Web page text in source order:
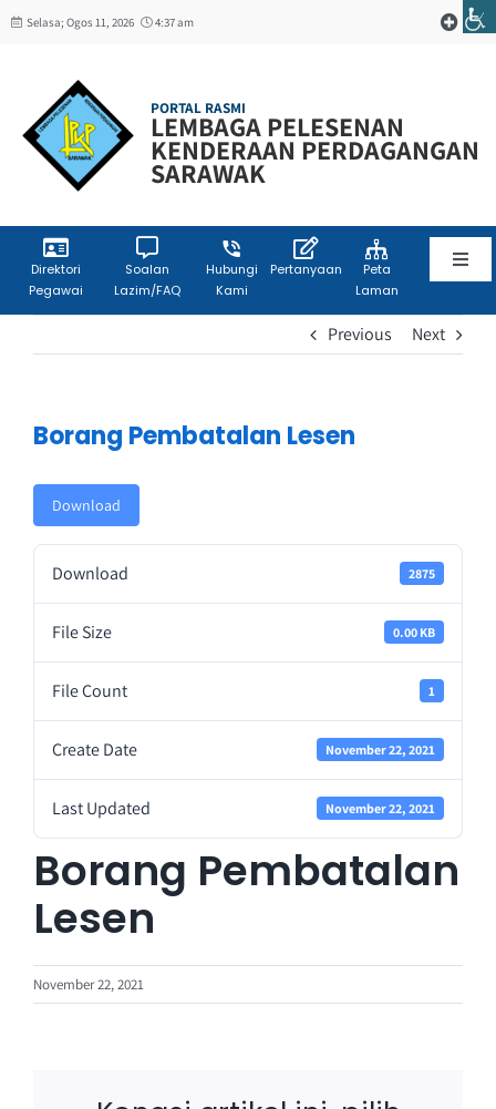
SkipSelasa; Ogos 11, 2026 4:37 am
Toggle
Web Mail
W3C
PORTAL RASMI
LEMBAGA PELESENAN
KENDERAAN PERDAGANGAN
SARAWAK
Direktori
Pegawai
Soalan
Lazim/FAQ
Hubungi
Kami
Pertanyaan
Peta
Laman
Laman Utama
Perolehan
Warga LPKP
Maklum balas
Previous Next
Borang Pembatalan Lesen
Download
Download 2875
File Size 0.00 KB
File Count 1
Create Date November 22, 2021
Last Updated November 22, 2021
Borang Pembatalan
Lesen
November 22, 2021